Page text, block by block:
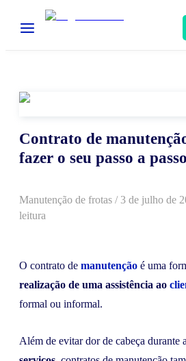
Contrato de
fazer o seu passo a passo
Manutenção de frotas / 3 de julho de
leitura
O contrato de manutenção é uma
realização de uma assistência ao
formal ou informal.
Além de evitar dor de cabeça durante a